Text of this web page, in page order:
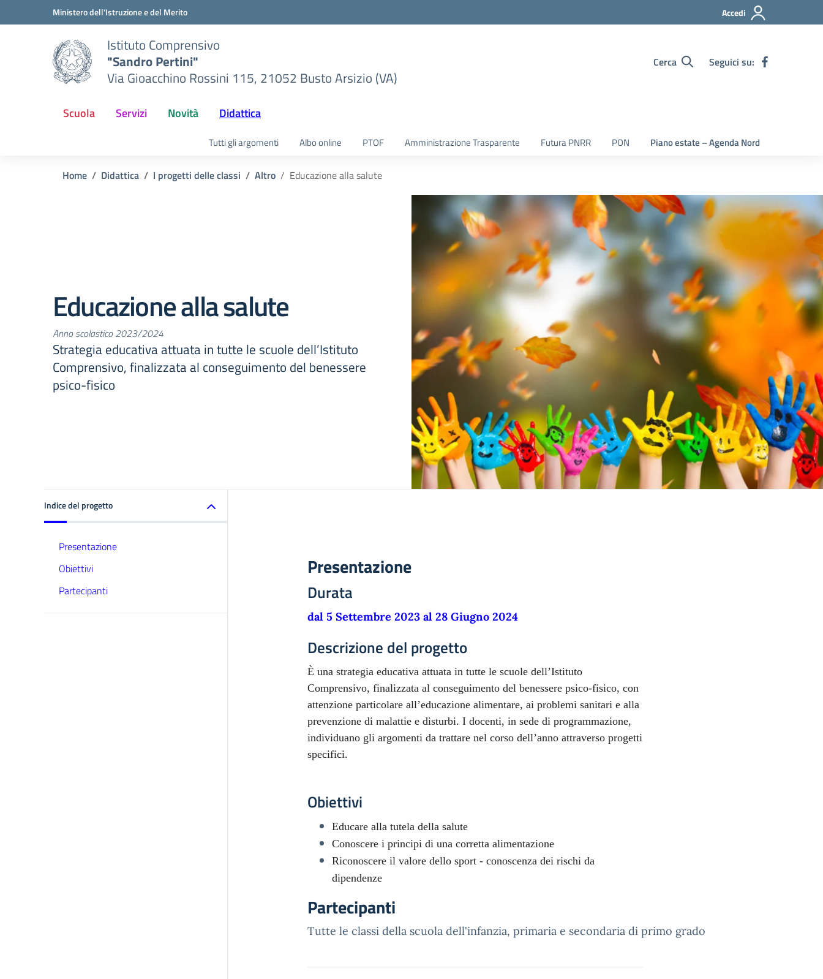
Vai ai contenuti
Vai al menu di navigazioneMinistero dell'Istruzione e del Merito Accedi
Istituto Comprensivo
"Sandro Pertini"
Via Gioacchino Rossini 115, 21052 Busto Arsizio (VA)
Cerca Seguici su:
Scuola Servizi Novità Didattica
Tutti gli argomenti Albo online PTOF Amministrazione Trasparente Futura PNRR PON Piano estate – Agenda Nord
Home Didattica I progetti delle classi Altro Educazione alla salute
Educazione alla salute
Anno scolastico 2023/2024
Strategia educativa attuata in tutte le scuole dell’Istituto
Comprensivo, finalizzata al conseguimento del benessere
psico-fisico
Indice del progetto
Presentazione
Obiettivi
Partecipanti
Presentazione
Durata
dal 5 Settembre 2023 al 28 Giugno 2024
Descrizione del progetto
È una strategia educativa attuata in tutte le scuole dell’Istituto
Comprensivo, finalizzata al conseguimento del benessere psico-fisico, con
attenzione particolare all’educazione alimentare, ai problemi sanitari e alla
prevenzione di malattie e disturbi. I docenti, in sede di programmazione,
individuano gli argomenti da trattare nel corso dell’anno attraverso progetti
specifici.
Obiettivi
Educare alla tutela della salute
Conoscere i principi di una corretta alimentazione
Riconoscere il valore dello sport - conoscenza dei rischi da
dipendenze
Partecipanti
Tutte le classi della scuola dell'infanzia, primaria e secondaria di primo grado